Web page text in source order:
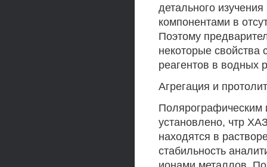
детального
компонентами в
Поэтому
некоторые свойства
реагентов в водных
Агрегация и
Полярографическим
установлено, чтр
находятся в
стабильность